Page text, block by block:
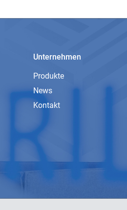
Unternehmen
Produkte
News
Kontakt